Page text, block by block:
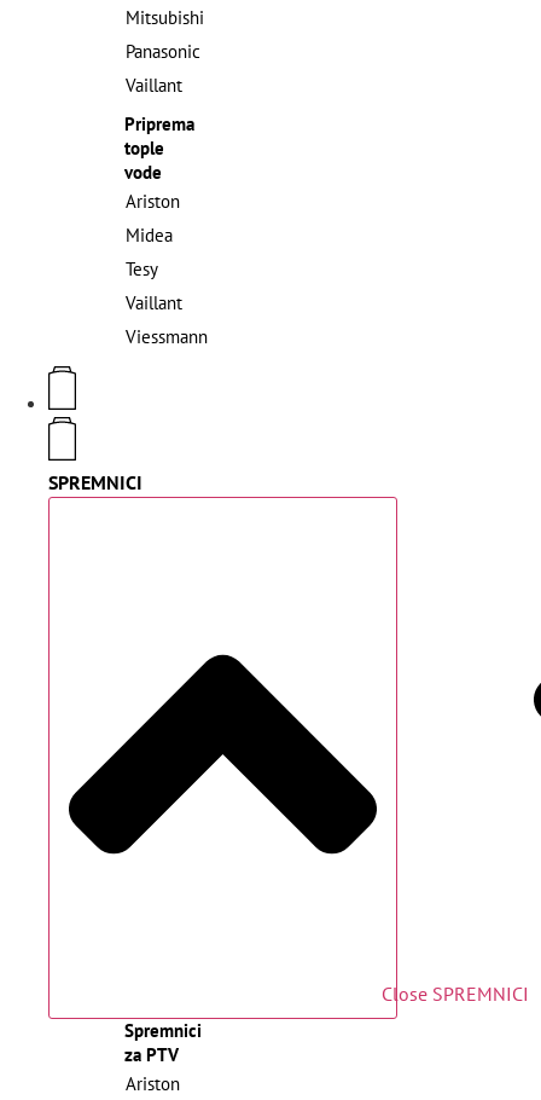
Mitsubishi
Panasonic
Vaillant
Priprema
tople
vode
Ariston
Midea
Tesy
Vaillant
Viessmann
SPREMNICI
Close SPREMNICI
Spremnici
za PTV
Ariston